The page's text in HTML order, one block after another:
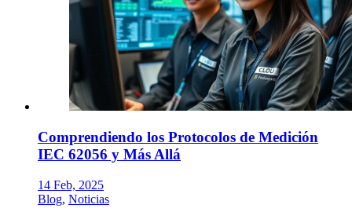
Comprendiendo los Protocolos de Medición
IEC 62056 y Más Allá
14 Feb, 2025
Blog, Noticias